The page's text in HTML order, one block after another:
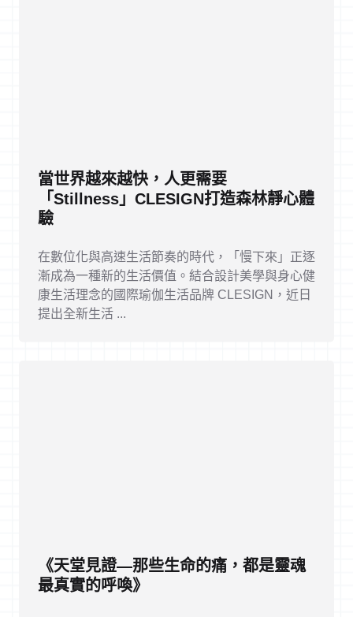
當世界越來越快，人更需要
「Stillness」CLESIGN打造森林靜心體
驗
在數位化與高速生活節奏的時代，「慢下來」正逐
漸成為一種新的生活價值。結合設計美學與身心健
康生活理念的國際瑜伽生活品牌 CLESIGN，近日
提出全新生活 ...
《天堂見證—那些生命的痛，都是靈魂
最真實的呼喚》